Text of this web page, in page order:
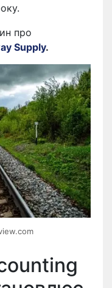
про
Supply.